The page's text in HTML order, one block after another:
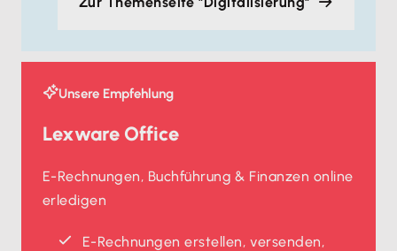
Unsere Empfehlung
Lexware Office
E-Rechnungen, Buchführung & Finanzen online
erledigen
E-Rechnungen erstellen, versenden,